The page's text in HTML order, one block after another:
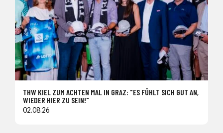
THW KIEL ZUM ACHTEN MAL IN GRAZ: "ES FÜHLT SICH GUT AN,
WIEDER HIER ZU SEIN!"
02.08.26